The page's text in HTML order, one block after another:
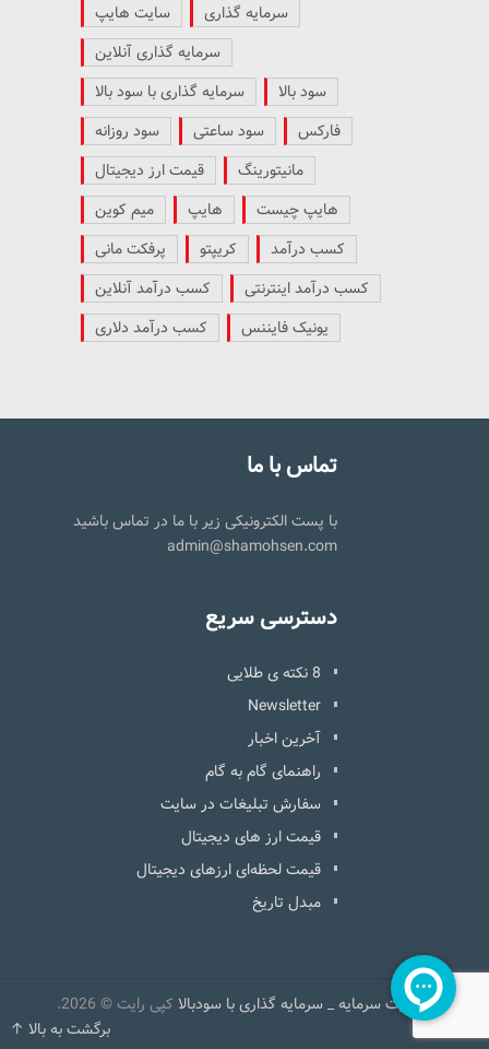
سایت هایپ
سرمایه گذاری
سرمایه گذاری آنلاین
سرمایه گذاری با سود بالا
سود بالا
سود روزانه
سود ساعتی
فارکس
قیمت ارز دیجیتال
مانیتورینگ
میم کوین
هایپ
هایپ چیست
پرفکت مانی
کریپتو
کسب درآمد
کسب درآمد آنلاین
کسب درآمد اینترنتی
کسب درآمد دلاری
یونیک فایننس
تماس با ما
با پست الکترونیکی زیر با ما در تماس باشید
admin@shamohsen.com
دسترسی سریع
8 نکته ی طلایی
Newsletter
آخرین اخبار
راهنمای گام به گام
سفارش تبلیغات در سایت
قیمت ارز های دیجیتال
قیمت لحظه‌ای ارزهای دیجیتال
مبدل تاریخ
مدیریت سرمایه _ سرمایه گذاری با سودبالا کپی رایت © 2026.
برگشت به بالا ↑